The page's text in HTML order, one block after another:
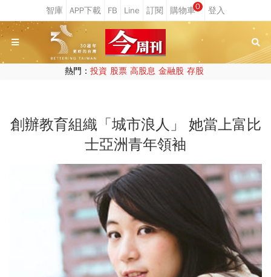
0
熱門： 投資 股票 高股息 金融股 存股
創辦教育組織「城市浪人」 她當上富比
士亞洲青年領袖